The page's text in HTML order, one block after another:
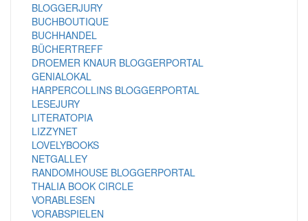
BLOGGERJURY
BUCHBOUTIQUE
BUCHHANDEL
BÜCHERTREFF
DROEMER KNAUR BLOGGERPORTAL
GENIALOKAL
HARPERCOLLINS BLOGGERPORTAL
LESEJURY
LITERATOPIA
LIZZYNET
LOVELYBOOKS
NETGALLEY
RANDOMHOUSE BLOGGERPORTAL
THALIA BOOK CIRCLE
VORABLESEN
VORABSPIELEN